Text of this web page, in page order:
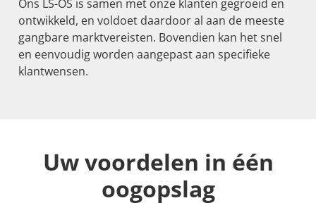
Ons LS-OS is samen met onze klanten gegroeid en
ontwikkeld, en voldoet daardoor al aan de meeste
gangbare marktvereisten. Bovendien kan het snel
en eenvoudig worden aangepast aan specifieke
klantwensen.
Uw voordelen in één
oogopslag